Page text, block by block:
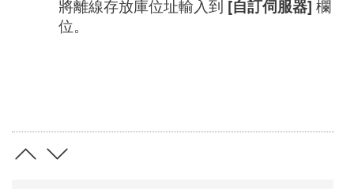
將離線存放庫位址輸入到 [自訂伺服器] 欄
位。